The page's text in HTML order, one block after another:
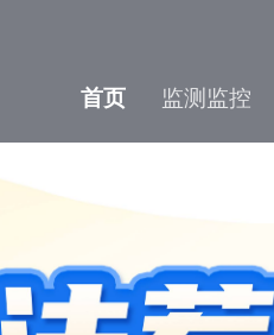
首页 监测监控